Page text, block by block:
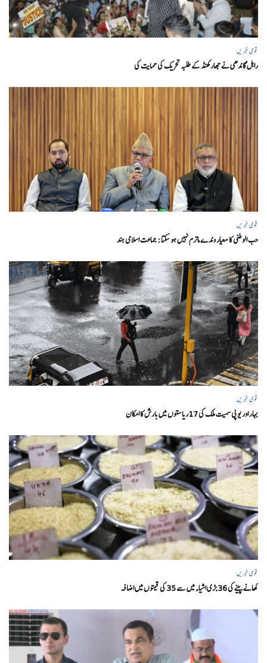
قومی خبریں
راہل گاندھی نے جھارکھنڈ کے طلبہ تحریک کی حمایت کی
قومی خبریں
حب الوطنی کا معیار وندے ماترم نہیں ہو سکتا : جماعت اسلامی ہند
قومی خبریں
بہار اور یو پی سمیت ملک کی 17ریاستوں میں بارش کا امکان
قومی خبریں
کھانے پینے کی 36 بڑی اشیاء میں سے 35 کی قیمتوں میں اضافہ